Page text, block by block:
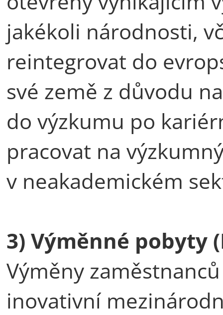
jakékoli národnosti,
reintegrovat do
své země z důvodu
do výzkumu po
pracovat na
v neakademickém
3) Výměnné pobyty
Výměny
inovativní